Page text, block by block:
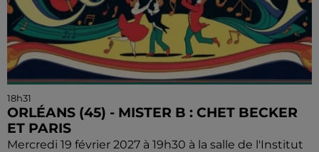
18h31
ORLÉANS (45) - MISTER B : CHET BECKER
ET PARIS
Mercredi 19 février 2027 à 19h30 à la salle de l'Institut